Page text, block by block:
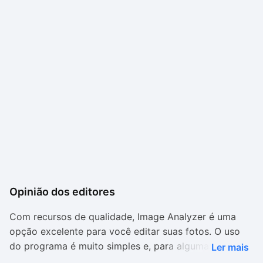
Opinião dos editores
Com recursos de qualidade, Image Analyzer é uma
opção excelente para você editar suas fotos. O uso
do programa é muito simples e, para algumas opções,
Ler mais